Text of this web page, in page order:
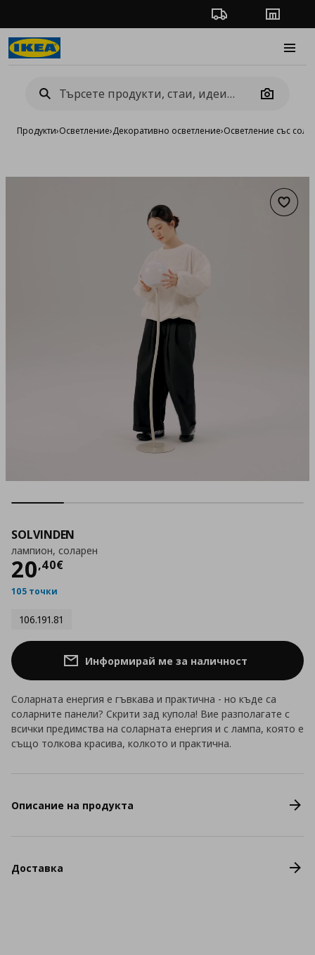
Проследяване на
Camera
Продукти›Осветление›Декоративно осветление›Осветление със
SOLVINDEN
лампион, соларен
20,40€
Цена
105 точки
106.191.81
Информирай ме за наличност
Соларната енергия е гъвкава и практична - но къде са
соларните панели? Скрити зад купола! Вие разполагате с
всички предимства на соларната енергия и с лампа, която е
също толкова красива, колкото и практична.
Описание на продукта
Доставка